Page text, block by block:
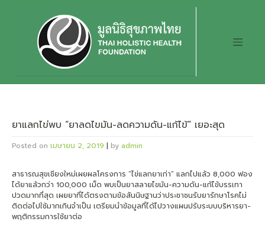
ยาแลกไข่พบ “ยาลดไขมัน-ลดความดัน-แก้ไข้” เยอะสุด
Posted on เมษายน 2, 2019 | by admin
สาธารณสุขเชียงใหม่เผยผลโครงการ “ไข่แลกยาเก่า” แลกไปแล้ว 8,000 ฟอง
ได้ยาแล้วกว่า 100,000 เม็ด พบเป็นยาสลายไขมัน-ความดัน-แก้ไข้บรรเทา
ปวดมากที่สุด เผยยาที่ได้ตรงตามข้อสันนิษฐานว่าประชาชนรับยารักษาโรคไม่
ติดต่อไปใช้มากเกินจำเป็น เตรียมนำข้อมูลที่ได้ไปวางแผนปรับระบบบริหารยา-
พฤติกรรมการใช้ยาต่อ